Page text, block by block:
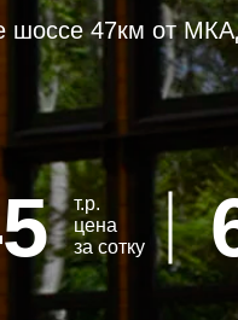
шоссе 47км от
т.р.
цена
за сотку